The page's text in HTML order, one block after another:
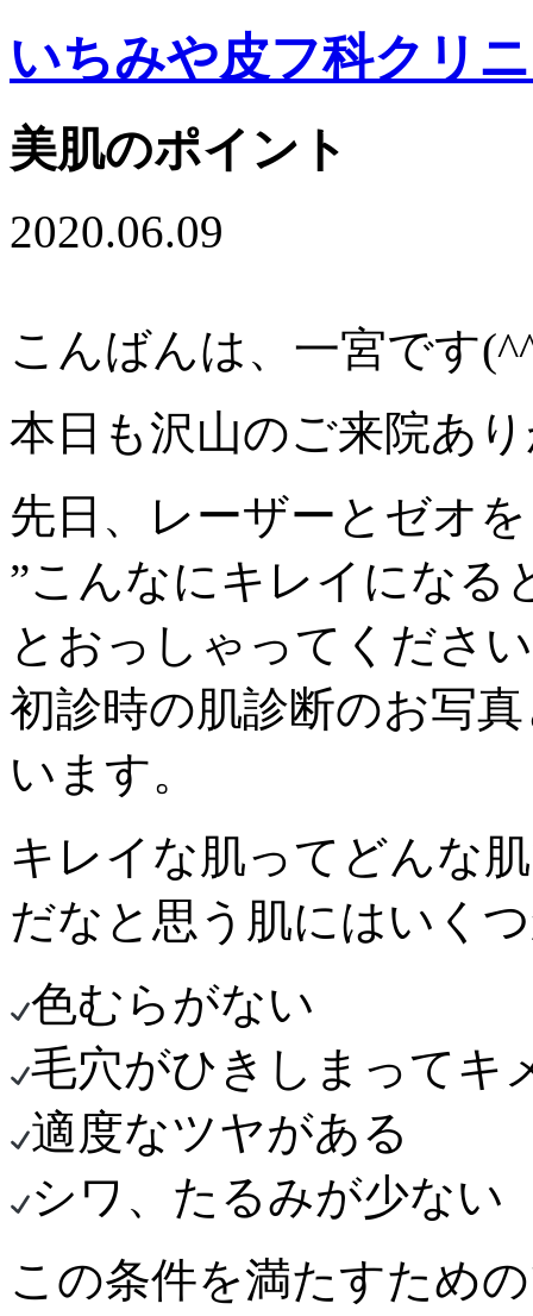
いちみや皮フ科クリ
美肌のポイント
2020.06.09
こんばんは、一宮です
本日も沢山のご来院あ
先日、レーザーとゼオ
”こんなにキレイになる
とおっしゃってくださ
初診時の肌診断のお写
います。
キレイな肌ってどんな
だなと思う肌にはいく
色むらがない
毛穴がひきしまってキ
適度なツヤがある
シワ、たるみが少ない
この条件を満たすため